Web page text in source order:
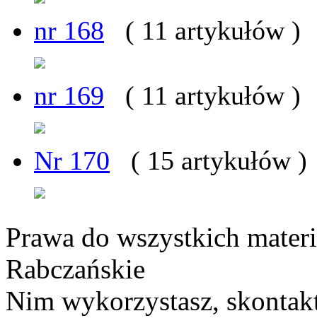
nr 168 ( 11 artykułów )
nr 169 ( 11 artykułów )
Nr 170 ( 15 artykułów )
Prawa do wszystkich
Rabczańskie
Nim wykorzystasz,